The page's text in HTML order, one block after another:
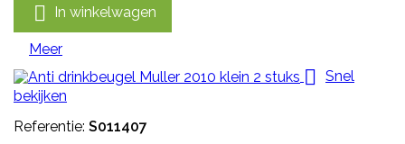
 In winkelwagen
Meer
 Snel
bekijken
Referentie: S011407